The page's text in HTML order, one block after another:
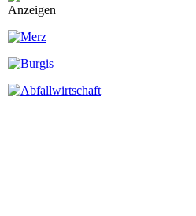
Anzeigen